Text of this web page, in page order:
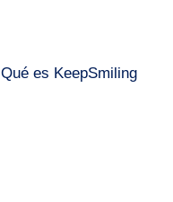
Qué es KeepSmiling